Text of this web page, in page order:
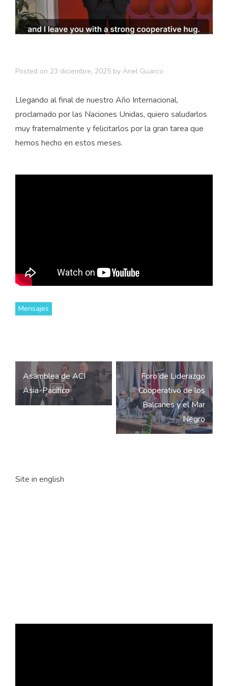
Posted on 23 diciembre, 2025 by Ariel Guarco
Llegando al final de nuestro Año Internacional,
proclamado por las Naciones Unidas, quiero saludarlos
muy fraternalmente y felicitarlos por la gran tarea que
hemos hecho en estos meses.
Mensajes
Navegación
de
entradas
Asamblea de ACI
Asia-Pacífico
Foro de Liderazgo
Cooperativo de los
Balcanes y el Mar
Negro
Site in english